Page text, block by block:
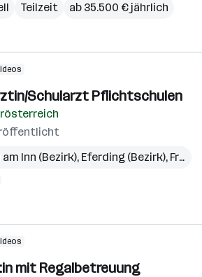
Teilzeit ab 35.500 € jährlich
Schularzt Pflichtschulen
Inn (Bezirk), Eferding (Bezirk), Freistadt (Bezirk)
mit Regalbetreuung